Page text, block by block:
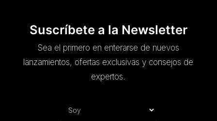
Suscríbete a la Newsletter
Sea el primero en enterarse de nuevos
lanzamientos, ofertas exclusivas y consejos de
expertos.